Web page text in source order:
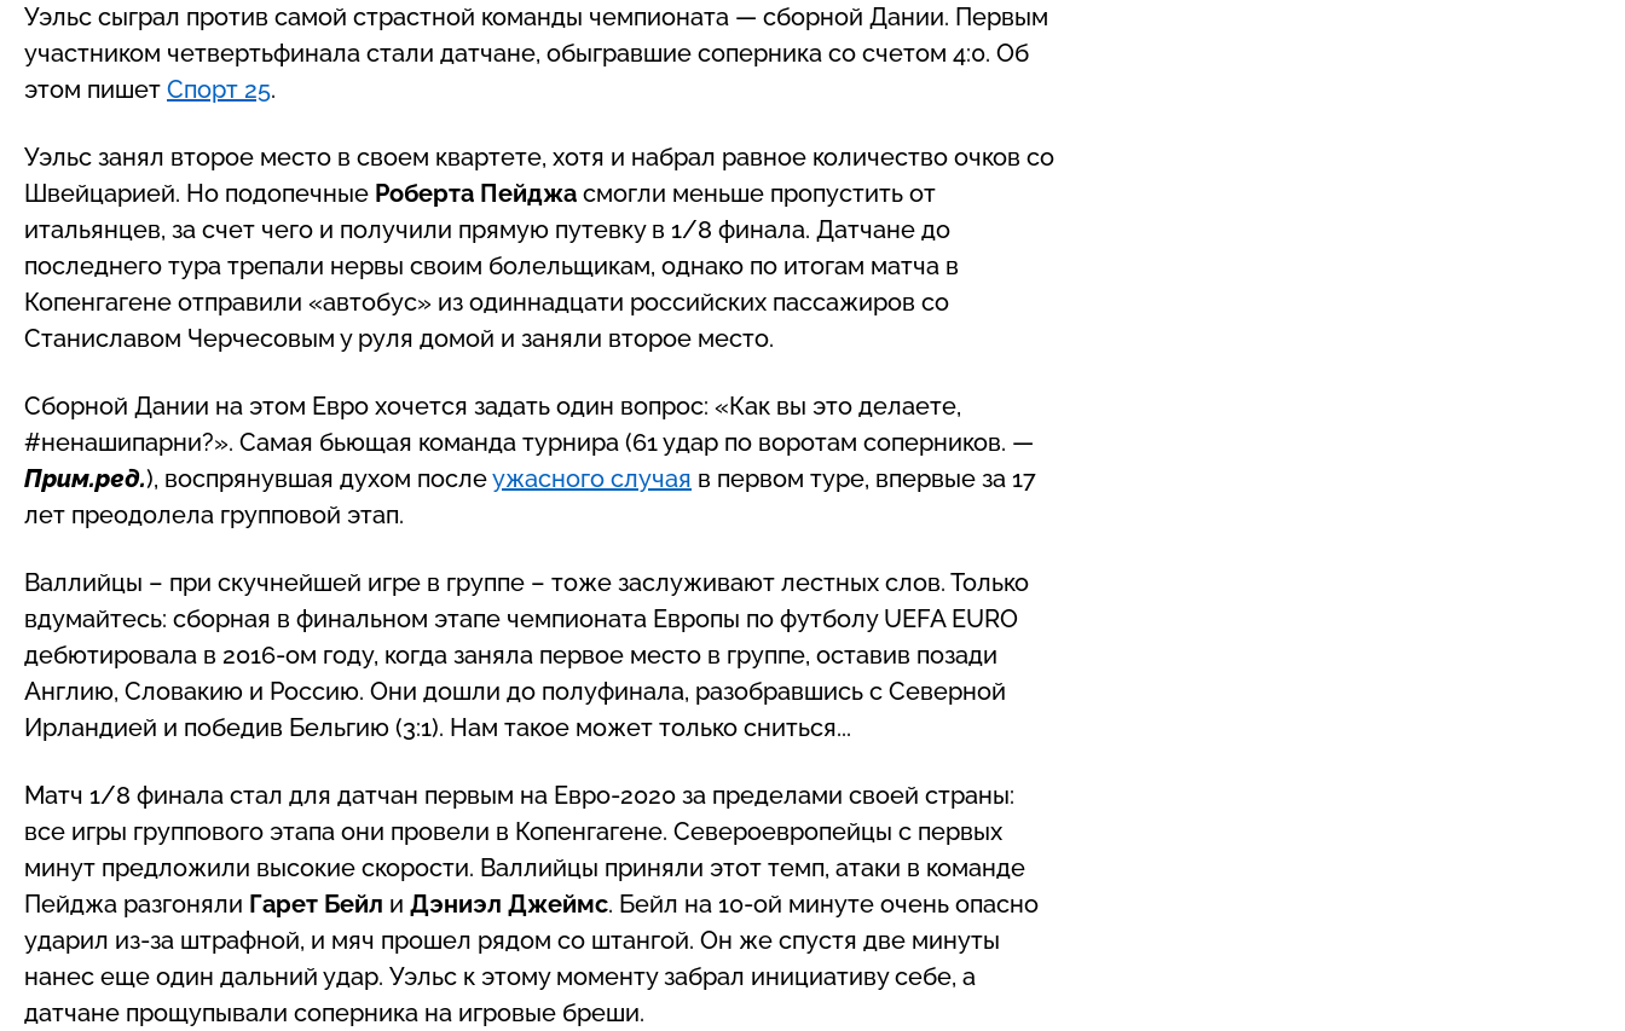
Уэльс сыграл против самой страстной команды чемпионата — сборной Дании. Первым
участником четвертьфинала стали датчане, обыгравшие соперника со счетом 4:0. Об
этом пишет Спорт 25.
Уэльс занял второе место в своем квартете, хотя и набрал равное количество очков со
Швейцарией. Но подопечные Роберта Пейджа смогли меньше пропустить от
итальянцев, за счет чего и получили прямую путевку в 1/8 финала. Датчане до
последнего тура трепали нервы своим болельщикам, однако по итогам матча в
Копенгагене отправили «автобус» из одиннадцати российских пассажиров со
Станиславом Черчесовым у руля домой и заняли второе место.
Сборной Дании на этом Евро хочется задать один вопрос: «Как вы это делаете,
#ненашипарни?». Самая бьющая команда турнира (61 удар по воротам соперников. —
Прим.ред.), воспрянувшая духом послеужасного случая в первом туре, впервые за 17
лет преодолела групповой этап.
Валлийцы – при скучнейшей игре в группе – тоже заслуживают лестных слов. Только
вдумайтесь: сборная в финальном этапе чемпионата Европы по футболу UEFA EURO
дебютировала в 2016-ом году, когда заняла первое место в группе, оставив позади
Англию, Словакию и Россию. Они дошли до полуфинала, разобравшись с Северной
Ирландией и победив Бельгию (3:1). Нам такое может только сниться...
Матч 1/8 финала стал для датчан первым на Евро-2020 за пределами своей страны:
все игры группового этапа они провели в Копенгагене. Североевропейцы с первых
минут предложили высокие скорости. Валлийцы приняли этот темп, атаки в команде
Пейджа разгоняли Гарет Бейл и Дэниэл Джеймс. Бейл на 10-ой минуте очень опасно
ударил из-за штрафной, и мяч прошел рядом со штангой. Он же спустя две минуты
нанес еще один дальний удар. Уэльс к этому моменту забрал инициативу себе, а
датчане прощупывали соперника на игровые бреши.